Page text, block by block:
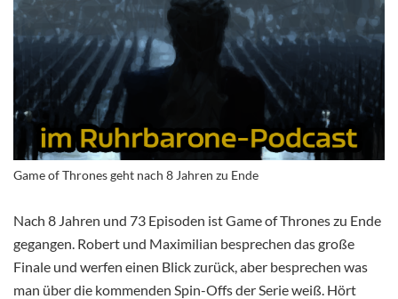
Game of Thrones geht nach 8 Jahren zu Ende
Nach 8 Jahren und 73 Episoden ist Game of Thrones zu Ende
gegangen. Robert und Maximilian besprechen das große
Finale und werfen einen Blick zurück, aber besprechen was
man über die kommenden Spin-Offs der Serie weiß. Hört